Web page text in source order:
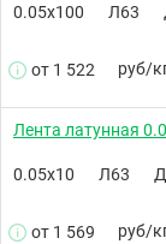
0.05х100 Л63
от 1 522 руб/
Лента латунная
0.05х10 Л63
от 1 569 руб/